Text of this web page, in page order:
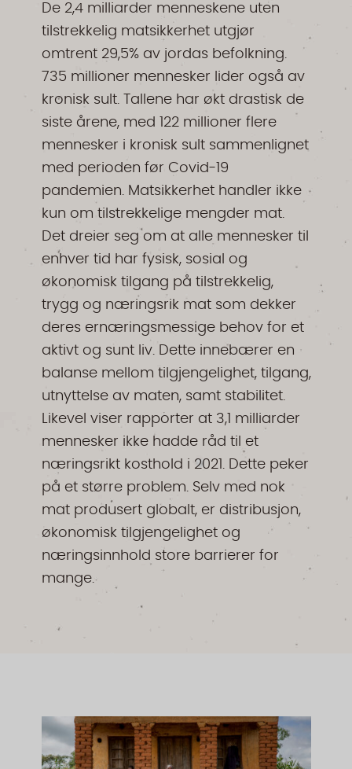
De 2,4 milliarder menneskene uten
tilstrekkelig matsikkerhet utgjør
omtrent 29,5% av jordas befolkning.
735 millioner mennesker lider også av
kronisk sult. Tallene har økt drastisk de
siste årene, med 122 millioner flere
mennesker i kronisk sult sammenlignet
med perioden før Covid-19
pandemien. Matsikkerhet handler ikke
kun om tilstrekkelige mengder mat.
Det dreier seg om at alle mennesker til
enhver tid har fysisk, sosial og
økonomisk tilgang på tilstrekkelig,
trygg og næringsrik mat som dekker
deres ernæringsmessige behov for et
aktivt og sunt liv. Dette innebærer en
balanse mellom tilgjengelighet, tilgang,
utnyttelse av maten, samt stabilitet.
Likevel viser rapporter at 3,1 milliarder
mennesker ikke hadde råd til et
næringsrikt kosthold i 2021. Dette peker
på et større problem. Selv med nok
mat produsert globalt, er distribusjon,
økonomisk tilgjengelighet og
næringsinnhold store barrierer for
mange.